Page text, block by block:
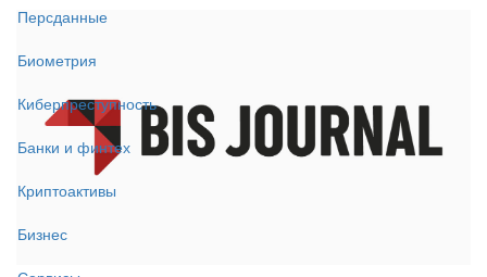
Персданные
Биометрия
Киберпреступность
Банки и финтех
Криптоактивы
Бизнес